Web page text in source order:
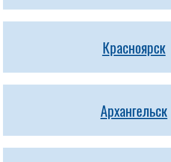
Красноярск
Архангельск